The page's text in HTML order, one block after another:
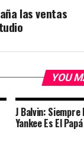
las ventas
YOU
J Balvin: Siempre
Yankee Es El